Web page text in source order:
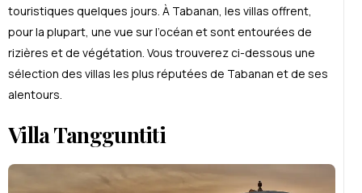
touristiques quelques jours. À Tabanan, les villas offrent,
pour la plupart, une vue sur l’océan et sont entourées de
rizières et de végétation. Vous trouverez ci-dessous une
sélection des villas les plus réputées de Tabanan et de ses
alentours.
Villa Tangguntiti